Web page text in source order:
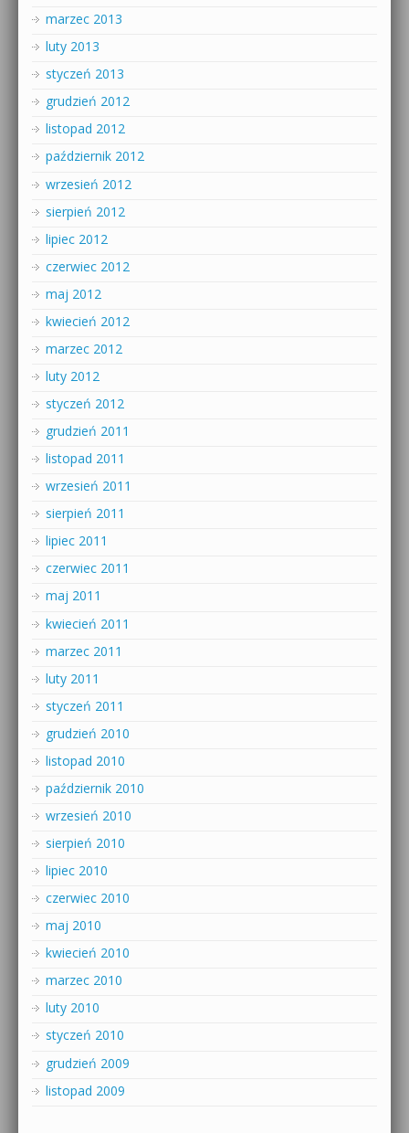
marzec 2013
luty 2013
styczeń 2013
grudzień 2012
listopad 2012
październik 2012
wrzesień 2012
sierpień 2012
lipiec 2012
czerwiec 2012
maj 2012
kwiecień 2012
marzec 2012
luty 2012
styczeń 2012
grudzień 2011
listopad 2011
wrzesień 2011
sierpień 2011
lipiec 2011
czerwiec 2011
maj 2011
kwiecień 2011
marzec 2011
luty 2011
styczeń 2011
grudzień 2010
listopad 2010
październik 2010
wrzesień 2010
sierpień 2010
lipiec 2010
czerwiec 2010
maj 2010
kwiecień 2010
marzec 2010
luty 2010
styczeń 2010
grudzień 2009
listopad 2009